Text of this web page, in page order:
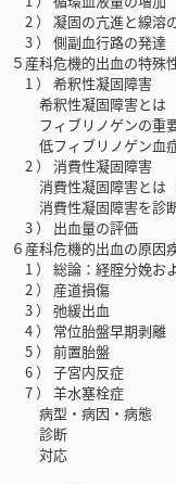
2 ） 凝固の亢進と線溶
3 ） 側副血行路の発達
５産科危機的出血の特殊
1 ） 希釈性凝固障害
希釈性凝固障害とは
フィブリノゲンの重
低フィブリノゲン血
2 ） 消費性凝固障害
消費性凝固障害とは（
消費性凝固障害を診
3 ） 出血量の評価
６産科危機的出血の原因
1 ） 総論：経腟分娩お
2 ） 産道損傷
3 ） 弛緩出血
4 ） 常位胎盤早期剥離
5 ） 前置胎盤
6 ） 子宮内反症
7 ） 羊水塞栓症
病型・病因・病態
診断
対応